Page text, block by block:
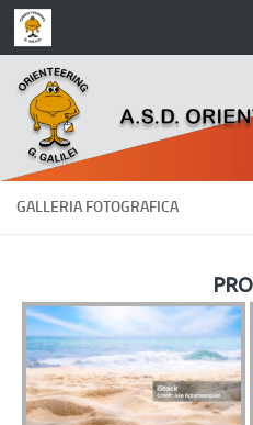
Salta al contenuto
GALLERIA FOTOGRAFICA